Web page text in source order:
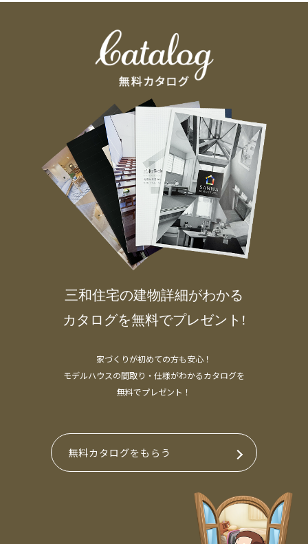
三和住宅の建物詳細がわかる
カタログを無料でプレゼント!
家づくりが初めての方も安心！
モデルハウスの間取り・仕様がわかるカタログを
無料でプレゼント！
無料カタログをもらう